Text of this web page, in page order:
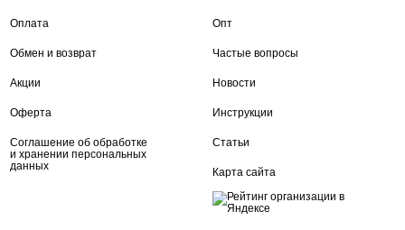
Оплата
Обмен и возврат
Акции
Оферта
Соглашение об обработке
и хранении персональных
данных
Опт
Частые вопросы
Новости
Инструкции
Статьи
Карта сайта